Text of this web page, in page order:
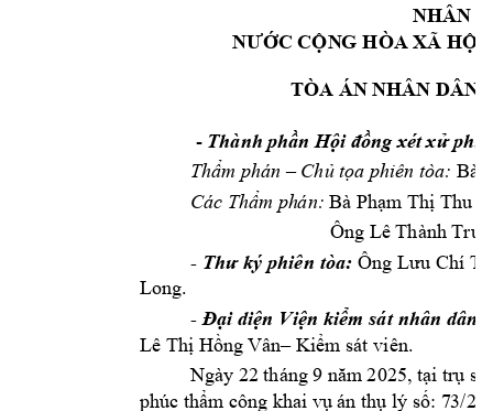
NHÂN
NƯỚC CỘNG HÒA XÃ HỘI
TÒA ÁN NHÂN DÂN
- Thành phần Hội đồng xét xử
Thẩm phán – Chủ tọa phiên tòa: Bà
Các Thẩm phán: Bà Phạm Thị Thu
Ông Lê Thành
- Thư ký phiên tòa: Ông Lưu Chí
Long.
- Đại diện Viện kiểm sát nhân dân
Lê Thị Hồng Vân– Kiểm sát viên.
Ngày 22 tháng 9 năm 2025, tại trụ s
phúc thẩm công khai vụ án thụ lý số: 73/